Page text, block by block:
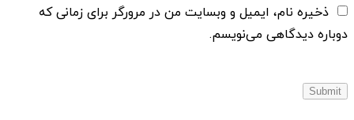
ذخیره نام، ایمیل و وبسایت من در مرورگر برای زمانی که
دوباره دیدگاهی می‌نویسم.